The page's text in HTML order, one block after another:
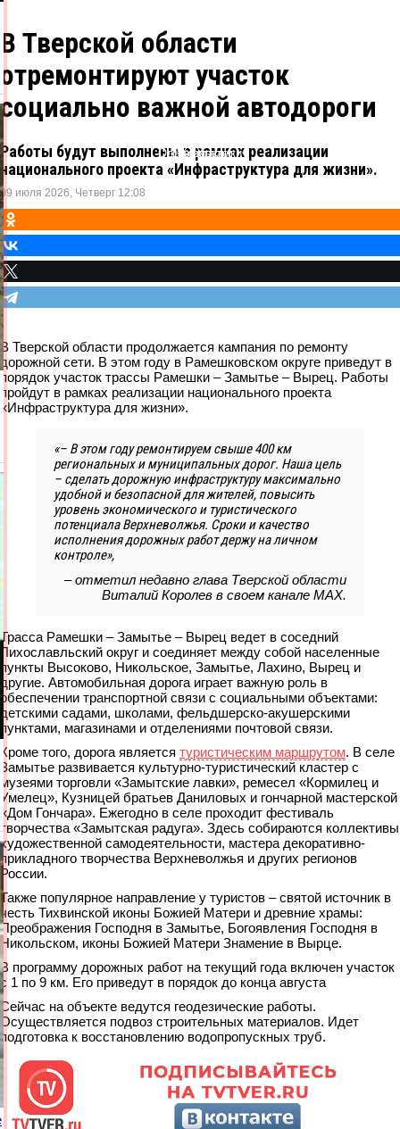
В Тверской области
отремонтируют участок
социально важной автодороги
Работы будут выполнены в рамках реализации
национального проекта «Инфраструктура для жизни».
09 июля 2026, Четверг 12:08
Одноклассники
ВКонтакте
X
Telegram
В Тверской области продолжается кампания по ремонту
дорожной сети. В этом году в Рамешковском округе приведут в
порядок участок трассы Рамешки – Замытье – Вырец. Работы
пройдут в рамках реализации национального проекта
«Инфраструктура для жизни».
«– В этом году ремонтируем свыше 400 км
региональных и муниципальных дорог. Наша цель
– сделать дорожную инфраструктуру максимально
удобной и безопасной для жителей, повысить
уровень экономического и туристического
потенциала Верхневолжья. Сроки и качество
исполнения дорожных работ держу на личном
контроле»,
– отметил недавно глава Тверской области
Виталий Королев в своем канале МАХ.
Трасса Рамешки – Замытье – Вырец ведет в соседний
Лихославльский округ и соединяет между собой населенные
пункты Высоково, Никольское, Замытье, Лахино, Вырец и
другие. Автомобильная дорога играет важную роль в
обеспечении транспортной связи с социальными объектами:
детскими садами, школами, фельдшерско‑акушерскими
пунктами, магазинами и отделениями почтовой связи.
Кроме того, дорога является туристическим маршрутом. В селе
Замытье развивается культурно-туристический кластер с
музеями торговли «Замытские лавки», ремесел «Кормилец и
Умелец», Кузницей братьев Даниловых и гончарной мастерской
«Дом Гончара». Ежегодно в селе проходит фестиваль
творчества «Замытская радуга». Здесь собираются коллективы
художественной самодеятельности, мастера декоративно-
прикладного творчества Верхневолжья и других регионов
России.
Также популярное направление у туристов – святой источник в
честь Тихвинской иконы Божией Матери и древние храмы:
Преображения Господня в Замытье, Богоявления Господня в
Никольском, иконы Божией Матери Знамение в Вырце.
В программу дорожных работ на текущий года включен участок
с 1 по 9 км. Его приведут в порядок до конца августа
Сейчас на объекте ведутся геодезические работы.
Осуществляется подвоз строительных материалов. Идет
подготовка к восстановлению водопропускных труб.